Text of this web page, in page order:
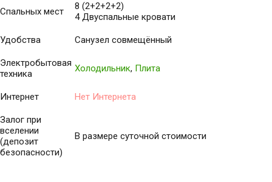
Спальных мест
8 (2+2+2+2)
4 Двуспальные кровати
Удобства Санузел совмещённый
Электробытовая
техника
Холодильник, Плита
Интернет Нет Интернета
Залог при
вселении
(депозит
безопасности)
В размере суточной стоимости